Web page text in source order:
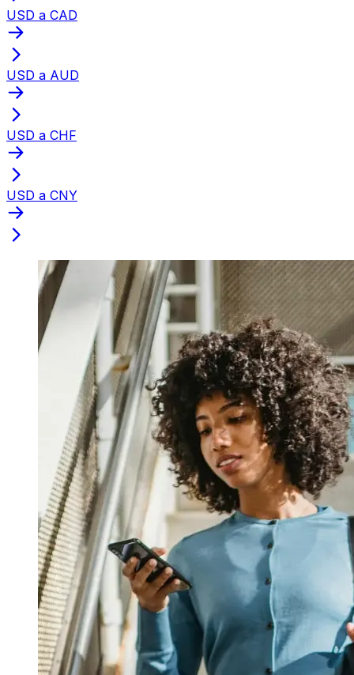
USD a CAD
USD a AUD
USD a CHF
USD a CNY